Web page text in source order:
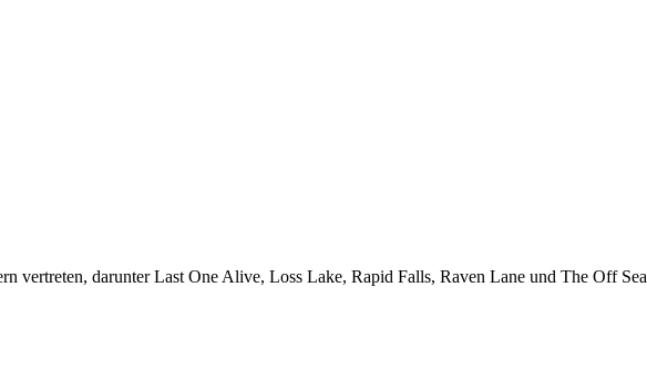
vertreten, darunter Last One Alive, Loss Lake, Rapid Falls, Raven Lane und The Off